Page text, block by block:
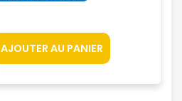
AJOUTER AU PANIER